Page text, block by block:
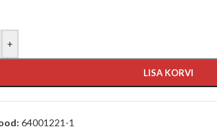
+
LISA KORVI
64001221-1